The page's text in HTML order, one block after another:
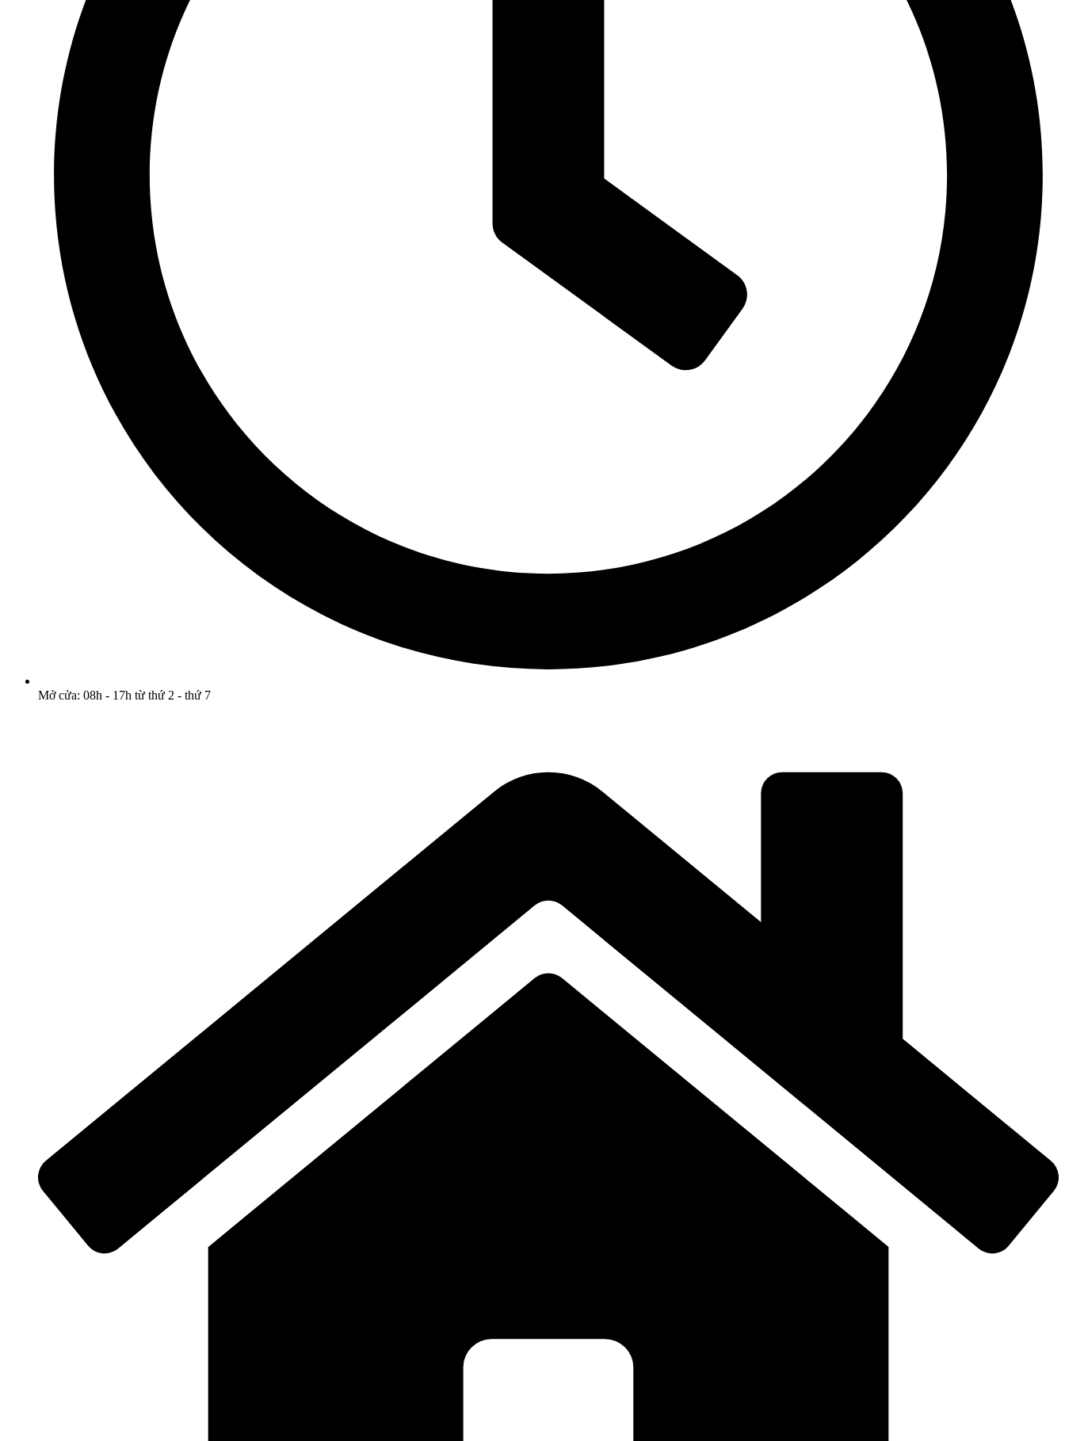
Mở cửa: 08h - 17h từ thứ 2 - thứ 7